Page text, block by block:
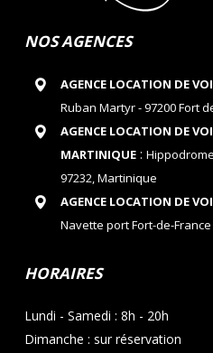
NOS AGENCES
AGENCE LOCATION DE
Ruban Martyr - 97200 Fort
AGENCE LOCATION DE
MARTINIQUE:
97232, Martinique
AGENCE LOCATION DE
Navette port Fort-de-France
HORAIRES
Lundi - Samedi : 8h - 20h
Dimanche : sur réservation